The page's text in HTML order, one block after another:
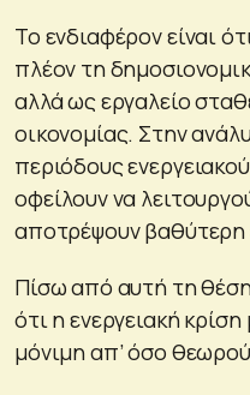
Το ενδιαφέρον είναι
πλέον τη
αλλά ως εργαλείο
οικονομίας. Στην
περιόδους
οφείλουν να
αποτρέψουν βαθύτερη
Πίσω από αυτή τη θέση
ότι η ενεργειακή
μόνιμη απ’ όσο